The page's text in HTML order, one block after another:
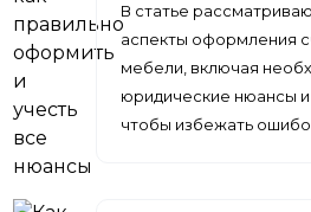
В статье
аспекты оформления
мебели, включая
юридические нюансы и
чтобы избежать